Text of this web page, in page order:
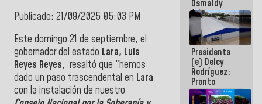
Publicado: 21/09/2025 05:03 PM
Este domingo 21 de septiembre, el
gobernador del estado Lara, Luis
Reyes Reyes, resaltó que "hemos‎
dado‎ un‎ paso‎ trascendental‎ en‎ Lara‎
con‎ la‎ instalación‎ de‎ nuestro
Osmaidy
Arias y
Giraly
Marcano por
hacer
historia en
los
Centroamericanos
Presidenta
(e) Delcy
Rodríguez:
Pronto
restableceremos